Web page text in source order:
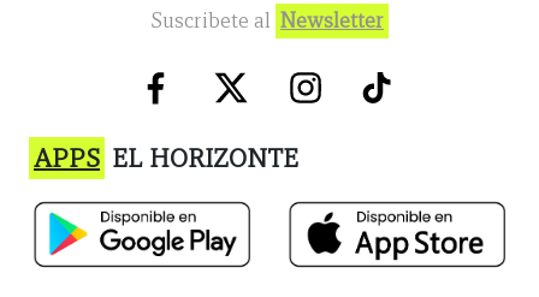
Suscribete al Newsletter
APPS EL HORIZONTE